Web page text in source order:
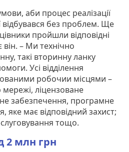
аби процес реалізації
відбувався без проблем. Ще
пройшли відповідні
– Ми технічно
такі вторинну ланку
Усі відділення
робочии місцями –
ліцензоване
забезпечення, програмне
яке має відповідний захист;
тощо.
2 млн грн